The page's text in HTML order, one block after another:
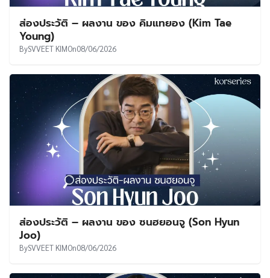
ส่องประวัติ – ผลงาน ของ คิมแทยอง (Kim Tae
Young)
BySVVEET KIMOn08/06/2026
ส่องประวัติ – ผลงาน ของ ซนฮยอนจู (Son Hyun
Joo)
BySVVEET KIMOn08/06/2026